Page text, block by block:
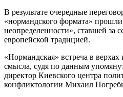
В результате очередные
«нормандского формата»
неопределенности», ставшей за
европейской традицией.
«Нормандская» встреча в
смысла, судя по данным
директор Киевского центра
конфликтологии Михаил